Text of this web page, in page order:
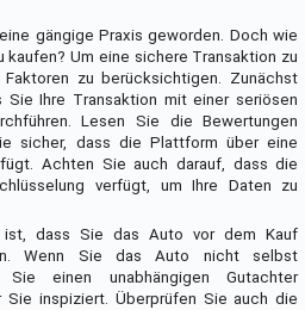
gängige Praxis geworden. Doch wie
Um eine sichere Transaktion zu
zu berücksichtigen. Zunächst
Ihre Transaktion mit einer seriösen
Lesen Sie die Bewertungen
sicher, dass die Plattform über eine
Achten Sie auch darauf, dass die
verfügt, um Ihre Daten zu
ist, dass Sie das Auto vor dem Kauf
Wenn Sie das Auto nicht selbst
einen unabhängigen Gutachter
inspiziert. Überprüfen Sie auch die